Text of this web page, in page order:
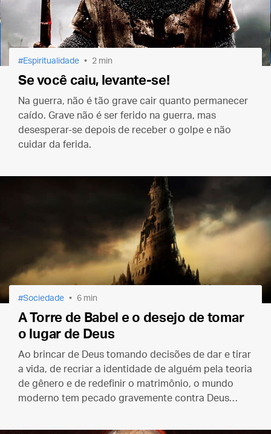
Espiritualidade 2 min
Se você caiu, levante-se!
Na guerra, não é tão grave cair quanto permanecer
caído. Grave não é ser ferido na guerra, mas
desesperar-se depois de receber o golpe e não
cuidar da ferida.
Sociedade 6 min
A Torre de Babel e o desejo de tomar
o lugar de Deus
Ao brincar de Deus tomando decisões de dar e tirar
a vida, de recriar a identidade de alguém pela teoria
de gênero e de redefinir o matrimônio, o mundo
moderno tem pecado gravemente contra Deus